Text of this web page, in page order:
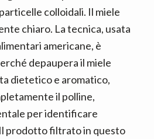
colloidali. Il miele
chiaro. La tecnica, usata
americane, è
depaupera il miele
dietetico e aromatico,
il polline,
per identificare
Il prodotto filtrato in questo